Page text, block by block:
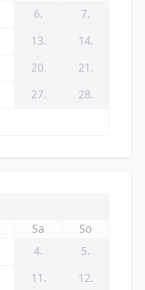
6.
7.
13.
14.
20.
21.
27.
28.
Sa
So
4.
5.
11.
12.